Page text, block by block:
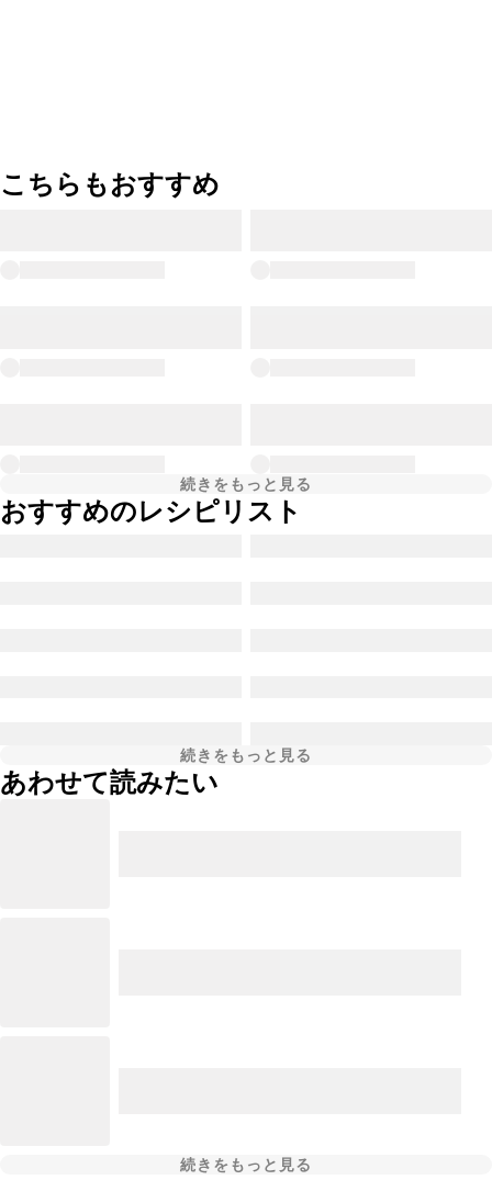
こちらもおすすめ
続きをもっと見る
おすすめのレシピリスト
続きをもっと見る
あわせて読みたい
続きをもっと見る